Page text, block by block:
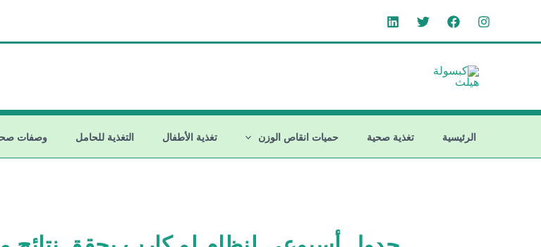
المحتوى
الرئيسية تغذية صحية حميات انقاص الوزن تغذية الأطفال التغذية للحامل وصفات